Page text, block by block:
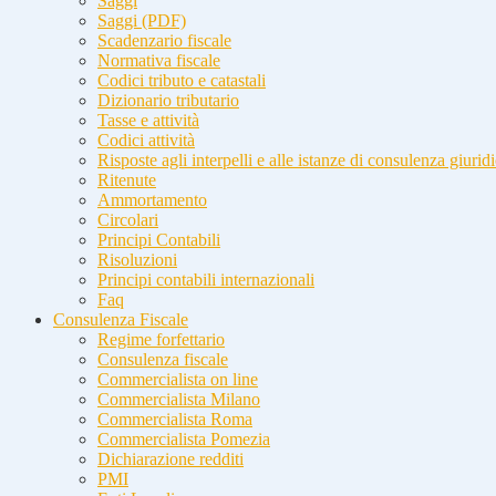
Saggi (PDF)
Scadenzario fiscale
Normativa fiscale
Codici tributo e catastali
Dizionario tributario
Tasse e attività
Codici attività
Risposte agli interpelli e alle istanze di consulenza
Ritenute
Ammortamento
Circolari
Principi Contabili
Risoluzioni
Principi contabili internazionali
Faq
Consulenza Fiscale
Regime forfettario
Consulenza fiscale
Commercialista on line
Commercialista Milano
Commercialista Roma
Commercialista Pomezia
Dichiarazione redditi
PMI